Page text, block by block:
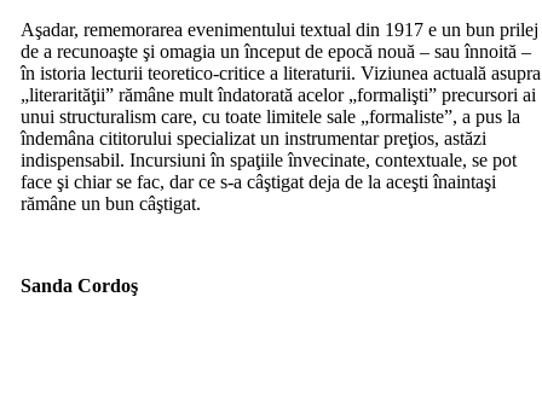
Aşadar, rememorarea evenimentului textual din 1917 e un bun prilej
de a recunoaşte şi omagia un început de epocă nouă – sau înnoită –
în istoria lecturii teoretico-critice a literaturii. Viziunea actuală asupra
„literarităţii” rămâne mult îndatorată acelor „formalişti” precursori ai
unui structuralism care, cu toate limitele sale „formaliste”, a pus la
îndemâna cititorului specializat un instrumentar preţios, astăzi
indispensabil. Incursiuni în spaţiile învecinate, contextuale, se pot
face şi chiar se fac, dar ce s-a câştigat deja de la aceşti înaintaşi
rămâne un bun câştigat.
Sanda Cordoş